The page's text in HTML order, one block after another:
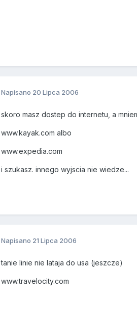
Napisano 20 Lipca 2006
skoro masz dostep do internetu, a
www.kayak.com albo
www.expedia.com
i szukasz. innego wyjscia nie wiedze...
Napisano 21 Lipca 2006
tanie linie nie lataja do usa (jeszcze)
www.travelocity.com